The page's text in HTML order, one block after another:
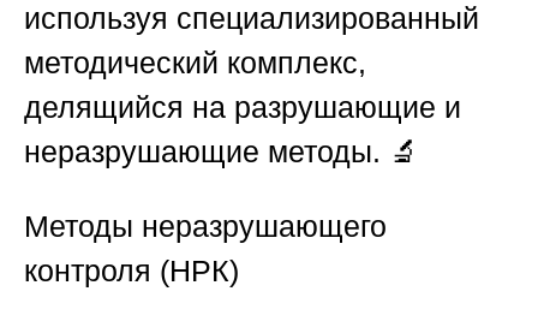
используя специализированный
методический комплекс,
делящийся на разрушающие и
неразрушающие методы. 🔬
Методы неразрушающего
контроля (НРК)